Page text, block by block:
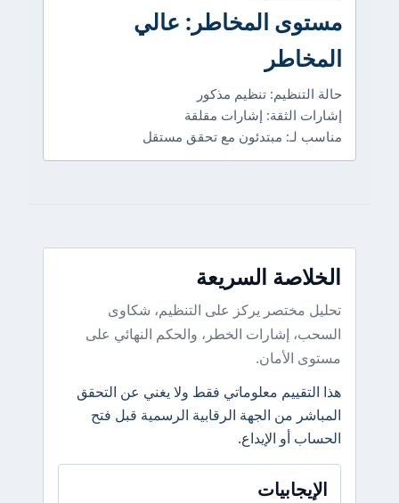
مستوى المخاطر: عالي
المخاطر
حالة التنظيم: تنظيم مذكور
إشارات الثقة: إشارات مقلقة
مناسب لـ: مبتدئون مع تحقق مستقل
الخلاصة السريعة
تحليل مختصر يركز على التنظيم، شكاوى
السحب، إشارات الخطر، والحكم النهائي على
مستوى الأمان.
هذا التقييم معلوماتي فقط ولا يغني عن التحقق
المباشر من الجهة الرقابية الرسمية قبل فتح
الحساب أو الإيداع.
الإيجابيات